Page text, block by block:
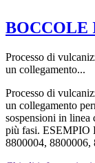
Processo di
un collegamento...
Processo di
un collegamento
sospensioni in linea
più fasi.
8800004, 8800006,